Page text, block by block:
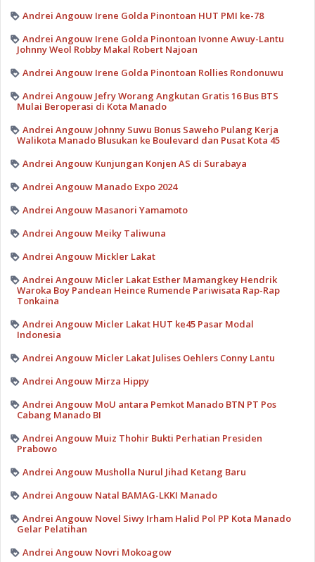
Andrei Angouw Irene Golda Pinontoan HUT PMI ke-78
Andrei Angouw Irene Golda Pinontoan Ivonne Awuy-Lantu
Johnny Weol Robby Makal Robert Najoan
Andrei Angouw Irene Golda Pinontoan Rollies Rondonuwu
Andrei Angouw Jefry Worang Angkutan Gratis 16 Bus BTS
Mulai Beroperasi di Kota Manado
Andrei Angouw Johnny Suwu Bonus Saweho Pulang Kerja
Walikota Manado Blusukan ke Boulevard dan Pusat Kota 45
Andrei Angouw Kunjungan Konjen AS di Surabaya
Andrei Angouw Manado Expo 2024
Andrei Angouw Masanori Yamamoto
Andrei Angouw Meiky Taliwuna
Andrei Angouw Mickler Lakat
Andrei Angouw Micler Lakat Esther Mamangkey Hendrik
Waroka Boy Pandean Heince Rumende Pariwisata Rap-Rap
Tonkaina
Andrei Angouw Micler Lakat HUT ke45 Pasar Modal
Indonesia
Andrei Angouw Micler Lakat Julises Oehlers Conny Lantu
Andrei Angouw Mirza Hippy
Andrei Angouw MoU antara Pemkot Manado BTN PT Pos
Cabang Manado BI
Andrei Angouw Muiz Thohir Bukti Perhatian Presiden
Prabowo
Andrei Angouw Musholla Nurul Jihad Ketang Baru
Andrei Angouw Natal BAMAG-LKKI Manado
Andrei Angouw Novel Siwy Irham Halid Pol PP Kota Manado
Gelar Pelatihan
Andrei Angouw Novri Mokoagow